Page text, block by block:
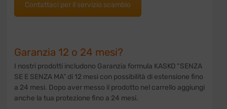
Contattaci per il servizio scambio
Garanzia 12 o 24 mesi?
I nostri prodotti includono Garanzia formula KASKO “SENZA
SE E SENZA MA” di 12 mesi con possibilità di estensione fino
a 24 mesi. Dopo aver messo il prodotto nel carrello aggiungi
anche la tua protezione fino a 24 mesi.